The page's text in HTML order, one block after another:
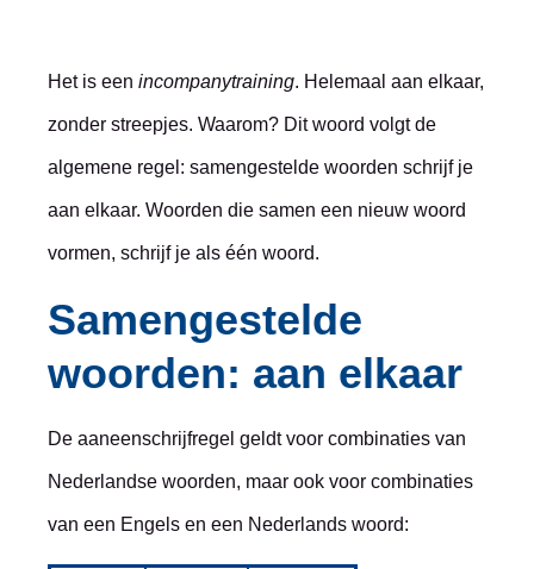
Het is een incompanytraining. Helemaal aan elkaar,
zonder streepjes. Waarom? Dit woord volgt de
algemene regel: samengestelde woorden schrijf je
aan elkaar. Woorden die samen een nieuw woord
vormen, schrijf je als één woord.
Samengestelde
woorden: aan elkaar
De aaneenschrijfregel geldt voor combinaties van
Nederlandse woorden, maar ook voor combinaties
van een Engels en een Nederlands woord: